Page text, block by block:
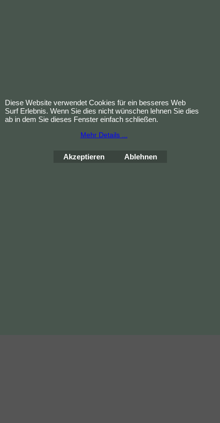
Software.
Diese Website verwendet Cookies für ein besseres Web
Surf Erlebnis. Wenn Sie dies nicht wünschen lehnen Sie dies
ab in dem Sie dieses Fenster einfach schließen.
Mehr Details ...
Akzeptieren Ablehnen